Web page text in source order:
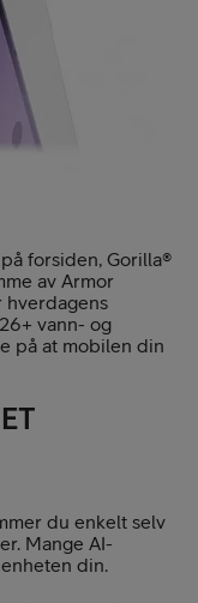
forsiden, Gorilla®
av Armor
hverdagens
vann- og
på at mobilen din
du enkelt selv
Mange AI-
din.